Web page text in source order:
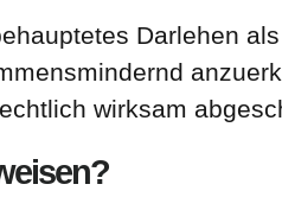
Darlehen
wirksam